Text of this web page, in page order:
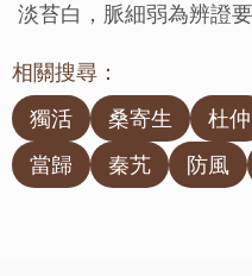
淡苔白，脈細弱為辨證要
相關搜尋：
獨活
桑寄生 杜仲
當歸
秦艽 防風